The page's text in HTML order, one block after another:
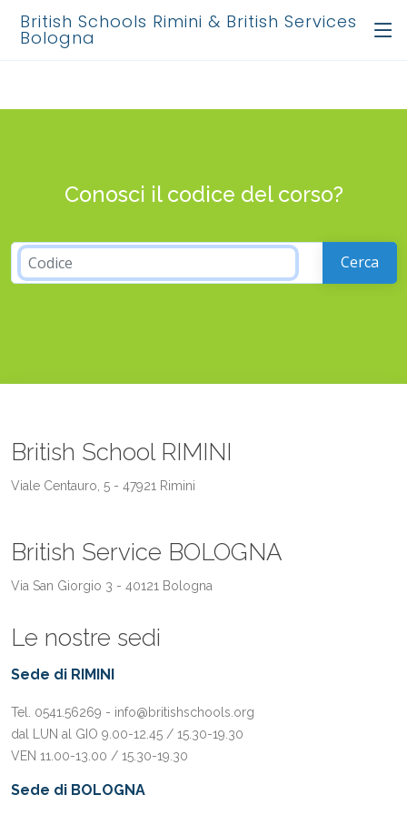
British Schools Rimini & British Services
Bologna
Conosci il codice del corso?
British School RIMINI
Viale Centauro, 5 - 47921 Rimini
British Service BOLOGNA
Via San Giorgio 3 - 40121 Bologna
Le nostre sedi
Sede di RIMINI
Tel. 0541.56269 - info@britishschools.org
dal LUN al GIO 9.00-12.45 / 15.30-19.30
VEN 11.00-13.00 / 15.30-19.30
Sede di BOLOGNA